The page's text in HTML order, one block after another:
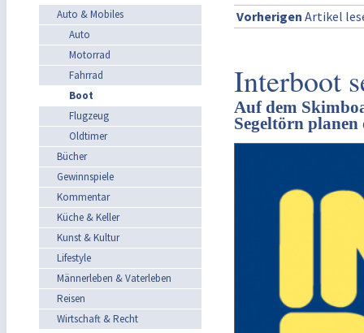
Auto & Mobiles
Auto
Motorrad
Fahrrad
Boot
Flugzeug
Oldtimer
Bücher
Gewinnspiele
Kommentar
Küche & Keller
Kunst & Kultur
Lifestyle
Männerleben & Vaterleben
Reisen
Wirtschaft & Recht
Vorherigen Artikel
Interboot
Auf dem
Segeltörn